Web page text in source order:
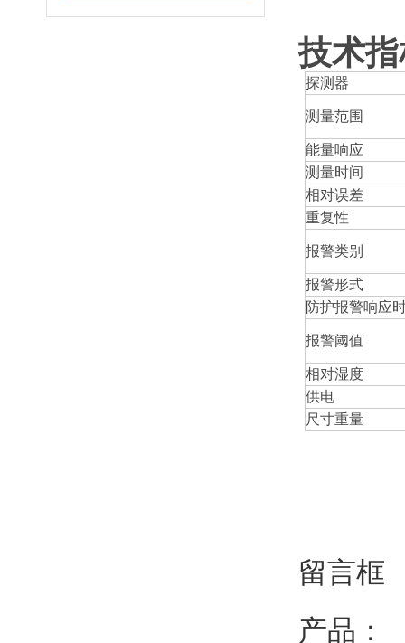
技术
探测器
测量范围
能量响应
测量时间
相对误差
重复性
报警类别
报警形式
防护报警响应
报警阈值
相对湿度
供电
尺寸重量
留言框
产品：